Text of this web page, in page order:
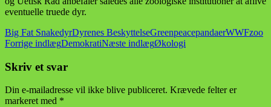
eventuelle truede dyr.
Big Fat SnakedyrDyrenes BeskyttelseGreenpeacepandaerWWFzoo
Indlægsnavigation
Forrige indlægDemokratiNæste indlægØkologi
Skriv et svar
Din e-mailadresse vil ikke blive publiceret. Krævede felter er
markeret med *